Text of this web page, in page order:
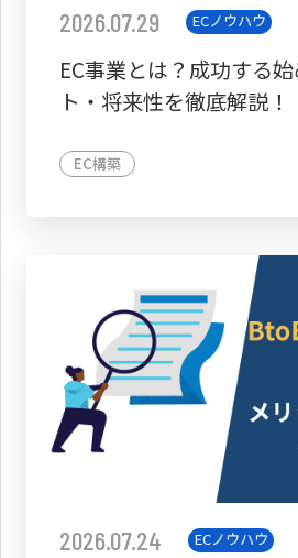
2026.07.29 ECノウハウ
EC事業とは？成功する
ト・将来性を徹底解説！
EC構築
2026.07.24 ECノウハウ